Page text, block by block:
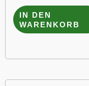
IN DEN
WARENKORB